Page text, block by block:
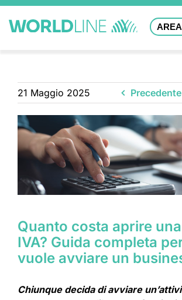
21 Maggio 2025 Precedente
Quanto costa aprire
IVA? Guida completa
vuole avviare un
Chiunque decida di avviare